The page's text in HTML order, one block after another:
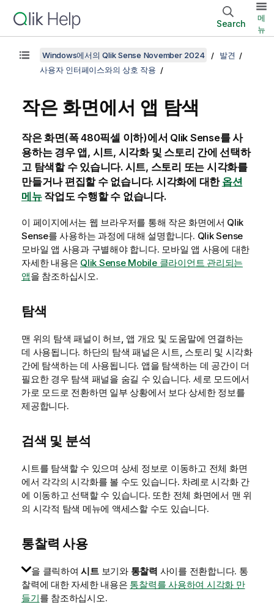
Search
메
뉴
Windows에서의 Qlik Sense November 2024
발견
사용자 인터페이스와의 상호 작용
작은 화면에서 앱 탐색
작은 화면(폭 480픽셀 이하)에서 Qlik Sense를 사
용하는 경우 앱, 시트, 시각화 및 스토리 간에 선택하
고 탐색할 수 있습니다. 시트, 스토리 또는 시각화를
만들거나 편집할 수 없습니다. 시각화에 대한 옵션
메뉴작업도 수행할 수 없습니다.
이 페이지에서는 웹 브라우저를 통해 작은 화면에서 Qlik
Sense를 사용하는 과정에 대해 설명합니다. Qlik Sense
모바일 앱 사용과 구별해야 합니다. 모바일 앱 사용에 대한
자세한 내용은 Qlik Sense Mobile 클라이언트 관리되는
앱을 참조하십시오.
탐색
맨 위의 탐색 패널이 허브, 앱 개요 및 도움말에 연결하는
데 사용됩니다. 하단의 탐색 패널은 시트, 스토리 및 시각화
간에 탐색하는 데 사용됩니다. 앱을 탐색하는 데 공간이 더
필요한 경우 탐색 패널을 숨길 수 있습니다. 세로 모드에서
가로 모드로 전환하면 일부 상황에서 보다 상세한 정보를
제공합니다.
검색 및 분석
시트를 탐색할 수 있으며 상세 정보로 이동하고 전체 화면
에서 각각의 시각화를 볼 수도 있습니다. 차례로 시각화 간
에 이동하고 선택할 수 있습니다. 또한 전체 화면에서 맨 위
의 시각적 탐색 메뉴에 액세스할 수도 있습니다.
통찰력 사용
을 클릭하여시트 보기와 통찰력 사이를 전환합니다. 통
찰력에 대한 자세한 내용은 통찰력를 사용하여 시각화 만
들기를 참조하십시오.